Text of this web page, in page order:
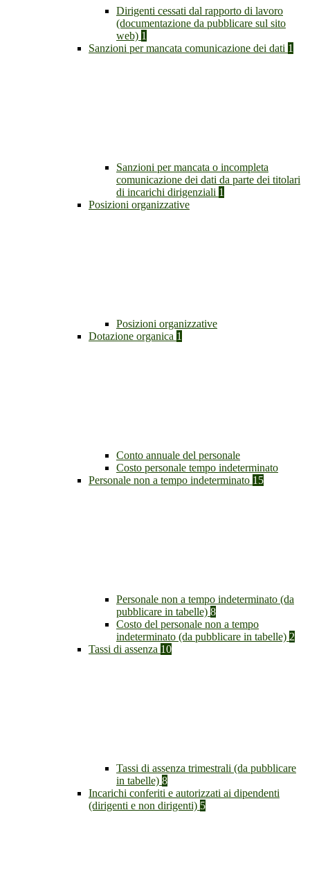
Dirigenti cessati dal rapporto di lavoro
(documentazione da pubblicare sul sito
web) 1
Sanzioni per mancata comunicazione dei dati 1
Sanzioni per mancata o incompleta
comunicazione dei dati da parte dei titolari
di incarichi dirigenziali 1
Posizioni organizzative
Posizioni organizzative
Dotazione organica 1
Conto annuale del personale
Costo personale tempo indeterminato
Personale non a tempo indeterminato 15
Personale non a tempo indeterminato (da
pubblicare in tabelle) 8
Costo del personale non a tempo
indeterminato (da pubblicare in tabelle) 2
Tassi di assenza 10
Tassi di assenza trimestrali (da pubblicare
in tabelle) 8
Incarichi conferiti e autorizzati ai dipendenti
(dirigenti e non dirigenti) 5